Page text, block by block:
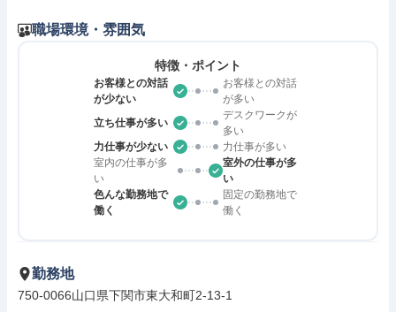
職場環境・雰囲気
特徴・ポイント
お客様との対話
が少ない
お客様との対話
が多い
立ち仕事が多い
デスクワークが
多い
力仕事が少ない
力仕事が多い
室内の仕事が多
い
室外の仕事が多
い
色んな勤務地で
働く
固定の勤務地で
働く
勤務地
750-0066山口県下関市東大和町2‐13‐1